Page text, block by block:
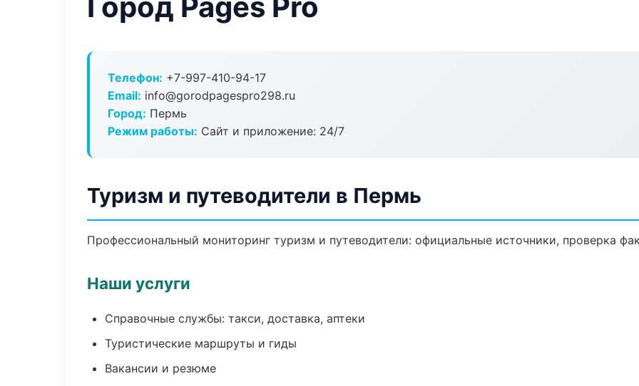
Телефон: +7-997-410-94-17
Email: info@gorodpagespro298.ru
Город: Пермь
Режим работы: Сайт и приложение: 24/7
Туризм и путеводители в Пермь
Профессиональный мониторинг туризм и путеводители: официальные источники, проверка
Наши услуги
Справочные службы: такси, доставка, аптеки
Туристические маршруты и гиды
Вакансии и резюме